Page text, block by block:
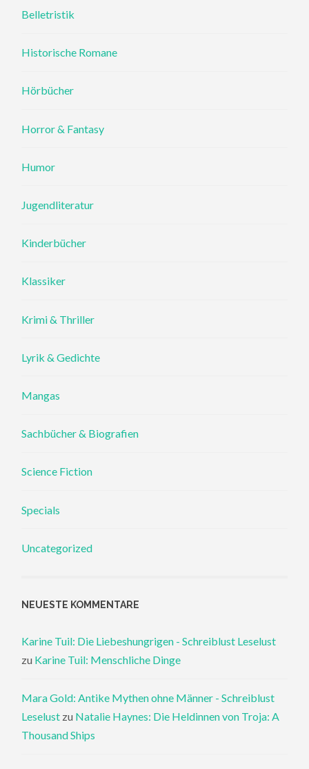
Belletristik
Historische Romane
Hörbücher
Horror & Fantasy
Humor
Jugendliteratur
Kinderbücher
Klassiker
Krimi & Thriller
Lyrik & Gedichte
Mangas
Sachbücher & Biografien
Science Fiction
Specials
Uncategorized
NEUESTE KOMMENTARE
Karine Tuil: Die Liebeshungrigen - Schreiblust Leselust
zu Karine Tuil: Menschliche Dinge
Mara Gold: Antike Mythen ohne Männer - Schreiblust
Leselust zu Natalie Haynes: Die Heldinnen von Troja: A
Thousand Ships